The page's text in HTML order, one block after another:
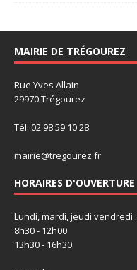
MAIRIE DE TRÉGOUREZ
Rue Yves Allain
29970 Trégourez
Tél. 02 98 59 10 28
mairie@tregourez.fr
HORAIRES D'OUVERTURE
Lundi, mardi, jeudi vendredi :
8h30 - 12h00
13h30 - 16h30